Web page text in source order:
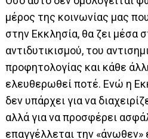
μέρος της κοινωνίας μας
στην Εκκλησία, θα ζει μέσα
αντιδυτικισμού, του
προφητολογίας και κάθε
ελευθερωθεί ποτέ. Ενώ η
δεν υπάρχει για να
αλλά για να προσφέρει
επαγγέλλεται την